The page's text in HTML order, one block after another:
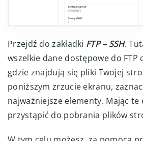
Przejdź do zakładki FTP – SSH.
wszelkie dane dostępowe do FTP
gdzie znajdują się pliki Twojej
poniższym zrzucie ekranu,
najważniejsze elementy. Mając te
przystąpić do pobrania plików